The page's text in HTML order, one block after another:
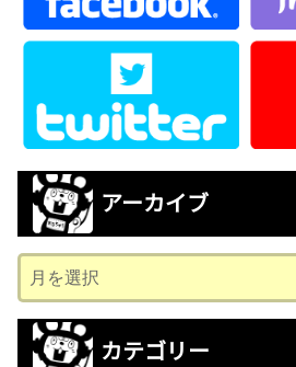
アーカイブ
ー
カ
カテゴリー